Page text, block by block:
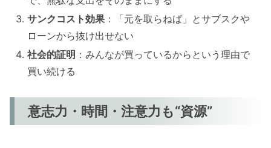
サンクコスト効果 ：「元を取らねば」とサブスクや
ローンから抜け出せない
社会的証明 ：みんなが買っているからという理由で
買い続ける
意志力・時間・注意力も“資源”